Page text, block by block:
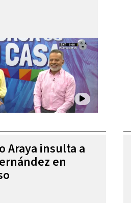
Araya insulta a
en